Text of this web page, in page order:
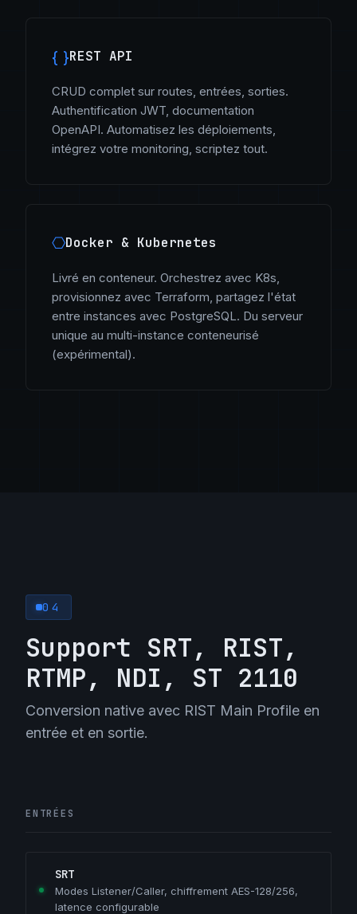
{ }REST API
CRUD complet sur routes, entrées, sorties.
Authentification JWT, documentation
OpenAPI. Automatisez les déploiements,
intégrez votre monitoring, scriptez tout.
⎔Docker & Kubernetes
Livré en conteneur. Orchestrez avec K8s,
provisionnez avec Terraform, partagez l'état
entre instances avec PostgreSQL. Du serveur
unique au multi-instance conteneurisé
(expérimental).
04
Support SRT, RIST,
RTMP, NDI, ST 2110
Conversion native avec RIST Main Profile en
entrée et en sortie.
ENTRÉES
SRT
Modes Listener/Caller, chiffrement AES-128/256,
latence configurable